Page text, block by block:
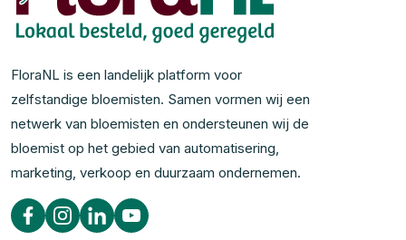
FloraNL is een landelijk platform voor
zelfstandige bloemisten. Samen vormen wij een
netwerk van bloemisten en ondersteunen wij de
bloemist op het gebied van automatisering,
marketing, verkoop en duurzaam ondernemen.